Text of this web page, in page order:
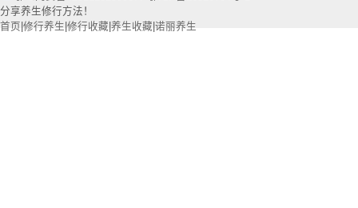
分享养生修行方法！
首页 修行养生 修行收藏 养生收藏 诺丽养生